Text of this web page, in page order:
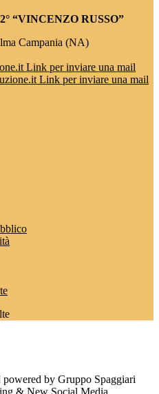
“VINCENZO RUSSO”
Campania (NA)
Link per inviare una mail
Link per inviare una mail
by Gruppo Spaggiari